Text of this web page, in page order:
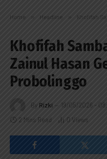
Home » Headline » Khofifah
Khofifah
Zainul Hasan
Probolinggo
By Rizki 19/05/2026 -
2 Mins Read 0 Views